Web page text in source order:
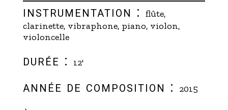
instrumentation : flûte,
clarinette, vibraphone, piano, violon,
violoncelle
durée : 12'
année de composition : 2015